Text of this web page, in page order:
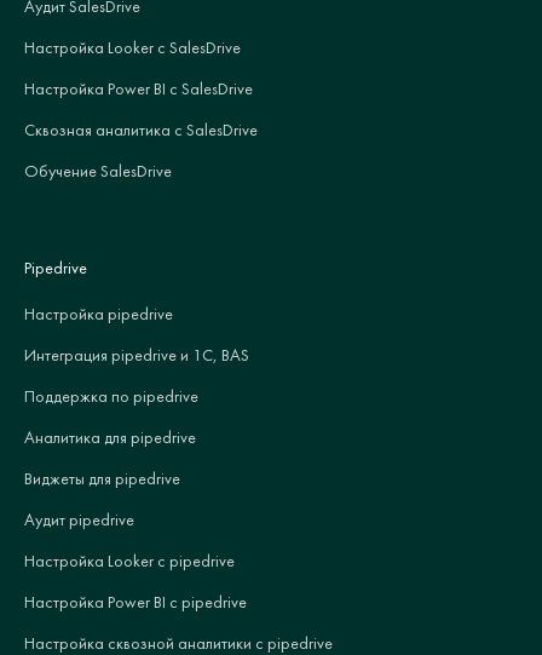
Аудит SalesDrive
Настройка Looker с SalesDrive
Настройка Power BI с SalesDrive
Сквозная аналитика с SalesDrive
Обучение SalesDrive
Pipedrive
Настройка pipedrive
Интеграция pipedrive и 1С, BAS
Поддержка по pipedrive
Аналитика для pipedrive
Виджеты для pipedrive
Аудит pipedrive
Настройка Looker с pipedrive
Настройка Power BI с pipedrive
Настройка сквозной аналитики с pipedrive